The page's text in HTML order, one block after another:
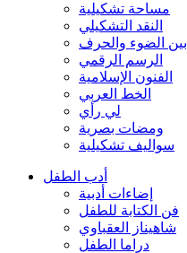
مساحة تشكيلية
النقد التشكيلي
بين الضوء والحرف
الرسم الرقمي
الفنون الإسلامية
الخط العربي
لي رأي
ومضات بصرية
سواليف تشكيلية
أدب الطفل
إضاءات أدبية
فن الكتابة للطفل
شاهيناز العقباوي
دراما الطفل